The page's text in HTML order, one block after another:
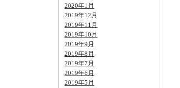
2020年1月
2019年12月
2019年11月
2019年10月
2019年9月
2019年8月
2019年7月
2019年6月
2019年5月